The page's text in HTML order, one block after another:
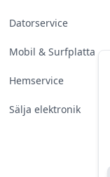
Datorservice
Mobil & Surfplatta
Hemservice
Sälja elektronik